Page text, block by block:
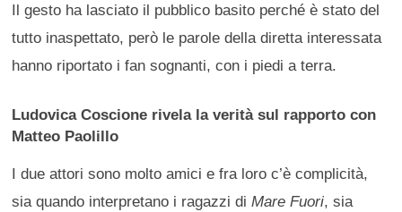
Il gesto ha lasciato il pubblico basito perché è stato del
tutto inaspettato, però le parole della diretta interessata
hanno riportato i fan sognanti, con i piedi a terra.
Ludovica Coscione rivela la verità sul rapporto con
Matteo Paolillo
I due attori sono molto amici e fra loro c’è complicità,
sia quando interpretano i ragazzi diMare Fuori, sia